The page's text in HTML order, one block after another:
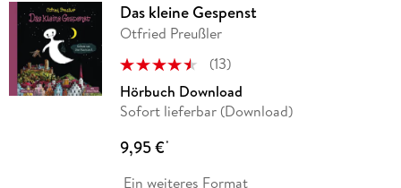
Das kleine Gespenst
Otfried Preußler
(13)
Hörbuch Download
Sofort lieferbar (Download)
9,95 €*
Ein weiteres Format